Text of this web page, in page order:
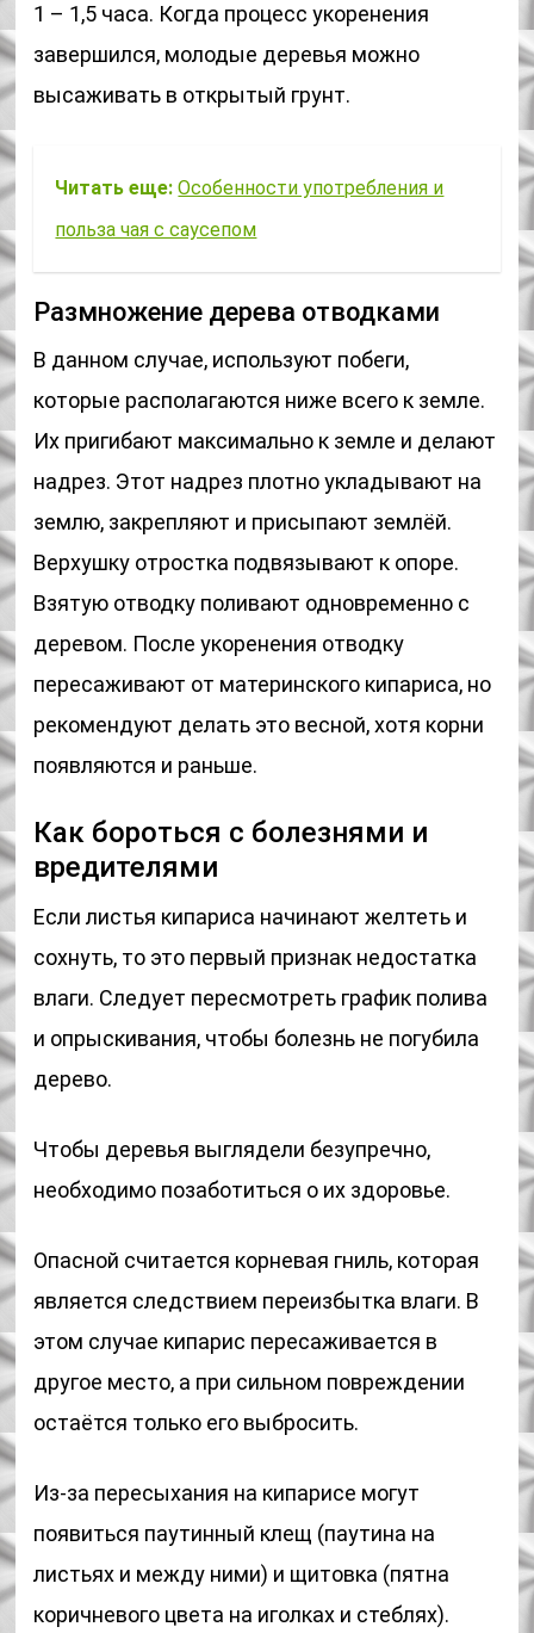
1 – 1,5 часа. Когда процесс укоренения
завершился, молодые деревья можно
высаживать в открытый грунт.
Читать еще: Особенности употребления и
польза чая с саусепом
Размножение дерева отводками
В данном случае, используют побеги,
которые располагаются ниже всего к земле.
Их пригибают максимально к земле и делают
надрез. Этот надрез плотно укладывают на
землю, закрепляют и присыпают землёй.
Верхушку отростка подвязывают к опоре.
Взятую отводку поливают одновременно с
деревом. После укоренения отводку
пересаживают от материнского кипариса, но
рекомендуют делать это весной, хотя корни
появляются и раньше.
Как бороться с болезнями и
вредителями
Если листья кипариса начинают желтеть и
сохнуть, то это первый признак недостатка
влаги. Следует пересмотреть график полива
и опрыскивания, чтобы болезнь не погубила
дерево.
Чтобы деревья выглядели безупречно,
необходимо позаботиться о их здоровье.
Опасной считается корневая гниль, которая
является следствием переизбытка влаги. В
этом случае кипарис пересаживается в
другое место, а при сильном повреждении
остаётся только его выбросить.
Из-за пересыхания на кипарисе могут
появиться паутинный клещ (паутина на
листьях и между ними) и щитовка (пятна
коричневого цвета на иголках и стеблях).